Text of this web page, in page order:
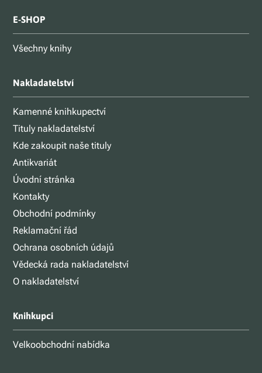
E-SHOP
Všechny knihy
Nakladatelství
Kamenné knihkupectví
Tituly nakladatelství
Kde zakoupit naše tituly
Antikvariát
Úvodní stránka
Kontakty
Obchodní podmínky
Reklamační řád
Ochrana osobních údajů
Vědecká rada nakladatelství
O nakladatelství
Knihkupci
Velkoobchodní nabídka